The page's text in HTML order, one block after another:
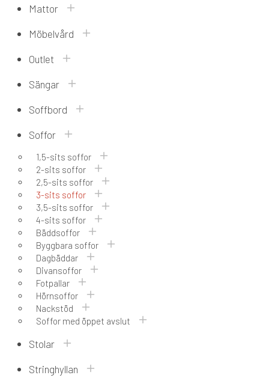
Mattor
Möbelvård
Outlet
Sängar
Soffbord
Soffor
1,5-sits soffor
2-sits soffor
2,5-sits soffor
3-sits soffor
3,5-sits soffor
4-sits soffor
Bäddsoffor
Byggbara soffor
Dagbäddar
Divansoffor
Fotpallar
Hörnsoffor
Nackstöd
Soffor med öppet avslut
Stolar
Stringhyllan